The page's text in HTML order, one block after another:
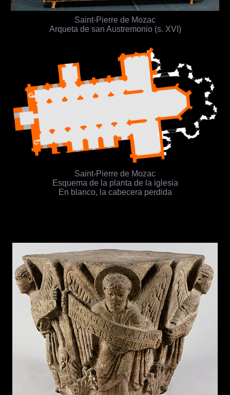
Saint-Pierre de Mozac
Arqueta de san Austremonio (s. XVI)
Saint-Pierre de Mozac
Esquema de la planta de la iglesia
En blanco, la cabecera perdida